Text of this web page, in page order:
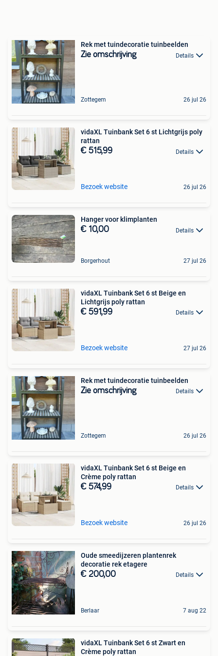
Rek met tuindecoratie tuinbeelden
Zie omschrijving Details
Zottegem 26 jul 26
vidaXL Tuinbank Set 6 st Lichtgrijs poly
rattan
€ 515,99 Details
Bezoek website 26 jul 26
Hanger voor klimplanten
€ 10,00 Details
Borgerhout 27 jul 26
vidaXL Tuinbank Set 6 st Beige en
Lichtgrijs poly rattan
€ 591,99 Details
Bezoek website 27 jul 26
Rek met tuindecoratie tuinbeelden
Zie omschrijving Details
Zottegem 26 jul 26
vidaXL Tuinbank Set 6 st Beige en
Crème poly rattan
€ 574,99 Details
Bezoek website 26 jul 26
Oude smeedijzeren plantenrek
decoratie rek etagere
€ 200,00 Details
Berlaar 7 aug 22
vidaXL Tuinbank Set 6 st Zwart en
Crème poly rattan